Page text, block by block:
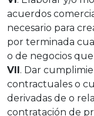
acuerdos
necesario para
por terminada
o de negocios
VII. Dar
contractuales o
derivadas de o
contratación de